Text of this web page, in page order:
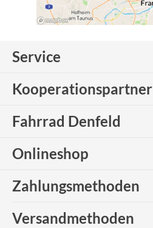
Service
Kooperationspartner
Fahrrad Denfeld
Onlineshop
Zahlungsmethoden
Versandmethoden